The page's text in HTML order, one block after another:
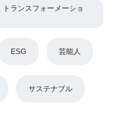
ESG 芸能人
サステナブル
ランスフォーメーショ